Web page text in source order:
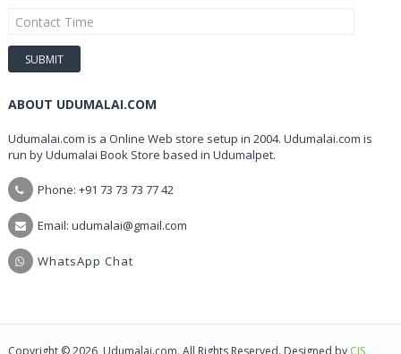
ABOUT UDUMALAI.COM
Udumalai.com is a Online Web store setup in 2004. Udumalai.com is
run by Udumalai Book Store based in Udumalpet.
Phone: +91 73 73 73 77 42
Email: udumalai@gmail.com
WhatsApp Chat